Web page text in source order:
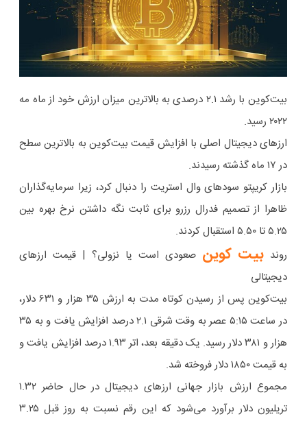
بیت‌کوین با رشد ۲.۱ درصدی به بالاترین میزان ارزش خود از ماه مه
۲۰۲۲ رسید.
ارزهای دیجیتال اصلی با افزایش قیمت بیت‌کوین به بالاترین سطح
در ۱۷ ماه گذشته رسیدند.
بازار کریپتو سودهای وال استریت را دنبال کرد، زیرا سرمایه‌گذاران
ظاهرا از تصمیم فدرال رزرو برای ثابت نگه داشتن نرخ بهره بین
۵.۲۵ تا ۵.۵۰ استقبال کردند.
روندبیت کوین صعودی است یا نزولی؟ | قیمت ارزهای
دیجیتالی
بیت‌کوین پس از رسیدن کوتاه مدت به ارزش ۳۵ هزار و ۶۳۱ دلار،
در ساعت ۵:۱۵ عصر به وقت شرقی ۲.۱ درصد افزایش یافت و به ۳۵
هزار و ۳۸۱ دلار رسید. یک دقیقه بعد، اتر ۱.۹۳ درصد افزایش یافت و
به قیمت ۱۸۵۰ دلار فروخته شد.
مجموع ارزش بازار جهانی ارزهای دیجیتال در حال حاضر ۱.۳۲
تریلیون دلار برآورد می‌شود که این رقم نسبت به روز قبل ۳.۲۵